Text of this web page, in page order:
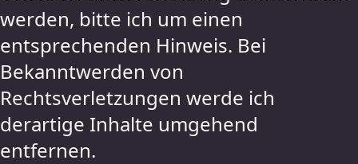
werden, bitte ich um einen
entsprechenden Hinweis. Bei
Bekanntwerden von
Rechtsverletzungen werde ich
derartige Inhalte umgehend
entfernen.